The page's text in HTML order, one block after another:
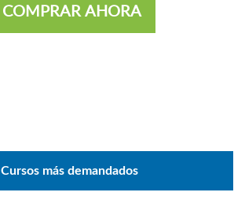
COMPRAR AHORA
Cursos más demandados